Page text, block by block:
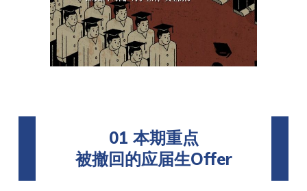
01 本期重点
被撤回的应届生Offer